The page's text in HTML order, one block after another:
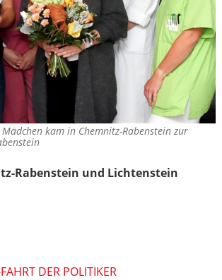
kam in Chemnitz-Rabenstein zur
Rabenstein und Lichtenstein
DER POLITIKER